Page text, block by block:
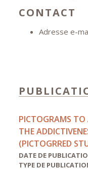
CONTACT
Adresse e-
PICTOGRAMS TO
THE
(PICTOGRRED
DATE DE
TYPE DE